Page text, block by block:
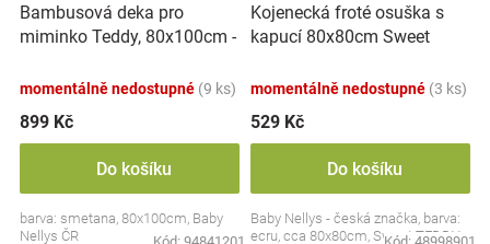
Bambusová deka pro
miminko Teddy, 80x100cm -
momentálně nedostupné (9 ks)
899 Kč
Do košíku
barva: smetana, 80x100cm, Baby
Nellys ČR
Kód: 94841201
Kojenecká froté osuška s
kapucí 80x80cm Sweet
momentálně nedostupné (3 ks)
529 Kč
Do košíku
Baby Nellys - česká značka, barva:
ecru, cca 80x80cm, Sweet TEDDY
Kód: 48998901